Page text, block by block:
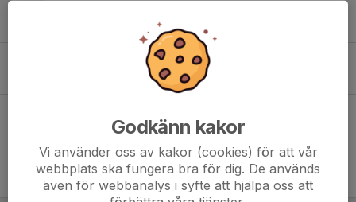
Träningen tisd 24/2 inställd
0
19 feb, 10:53 0
Träningen fred 20/2 kl.17 inställd
16 feb, 20:56 0
Godkänn kakor
Vi använder oss av kakor (cookies) för att vår
webbplats ska fungera bra för dig. De används
även för webbanalys i syfte att hjälpa oss att